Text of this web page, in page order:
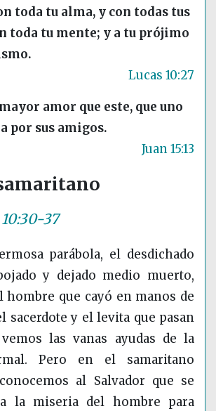
toda tu alma, y con todas tus
toda tu mente; y a tu prójimo
Lucas 10:27
amor que este, que uno
por sus amigos.
Juan 15:13
37
parábola, el desdichado
y dejado medio muerto,
hombre que cayó en manos de
sacerdote y el levita que pasan
las vanas ayudas de la
Pero en el samaritano
al Salvador que se
la miseria del hombre para